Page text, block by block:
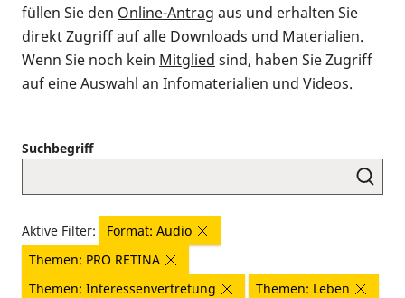
füllen Sie den Online-Antrag aus und erhalten Sie
direkt Zugriff auf alle Downloads und Materialien.
Wenn Sie noch kein Mitglied sind, haben Sie Zugriff
auf eine Auswahl an Infomaterialien und Videos.
Suchbegriff
Aktive Filter:
Format: Audio
Themen: PRO RETINA
Themen: Interessenvertretung
Themen: Leben